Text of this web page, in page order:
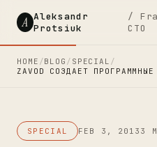
A Aleksandr
Protsiuk
/
CTO
HOME /BLOG / SPECIAL /
ZAVOD СОЗДАЕТ
SPECIAL FEB 3, 2013 3